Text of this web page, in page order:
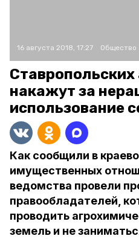
16 августа 2018, 17:27 Общество
накажут за
использование
Как сообщили в
имущественных
ведомства провели
правообладателей,
проводить
земель и не